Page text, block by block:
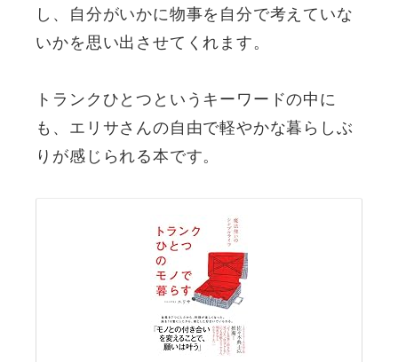
し、自分がいかに物事を自分で考えていな
いかを思い出させてくれます。
トランクひとつというキーワードの中に
も、エリサさんの自由で軽やかな暮らしぶ
りが感じられる本です。